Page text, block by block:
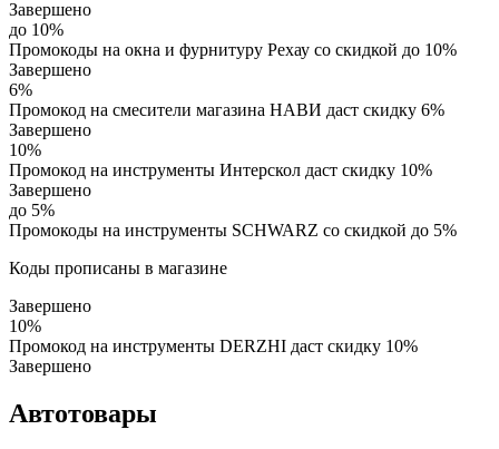
Завершено
до 10%
Промокоды на окна и фурнитуру Рехау со скидкой до 10%
Завершено
6%
Промокод на смесители магазина НАВИ даст скидку 6%
Завершено
10%
Промокод на инструменты Интерскол даст скидку 10%
Завершено
до 5%
Промокоды на инструменты SCHWARZ со скидкой до 5%
Коды прописаны в магазине
Завершено
10%
Промокод на инструменты DERZHI даст скидку 10%
Завершено
Автотовары